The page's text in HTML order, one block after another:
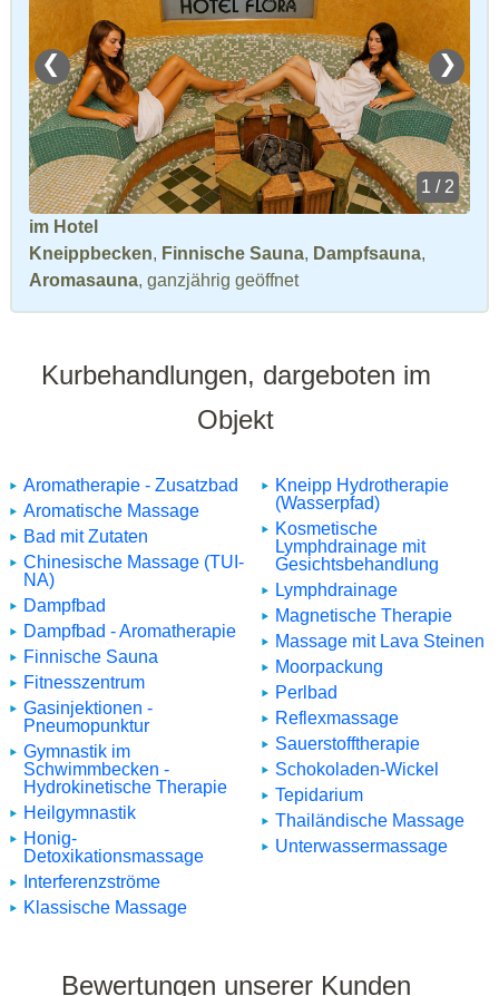
❮ ❯
1 / 2
im Hotel
Kneippbecken, Finnische Sauna, Dampfsauna,
Aromasauna, ganzjährig geöffnet
Kurbehandlungen, dargeboten im
Objekt
Aromatherapie - Zusatzbad
Aromatische Massage
Bad mit Zutaten
Chinesische Massage (TUI-
NA)
Dampfbad
Dampfbad - Aromatherapie
Finnische Sauna
Fitnesszentrum
Gasinjektionen -
Pneumopunktur
Gymnastik im
Schwimmbecken -
Hydrokinetische Therapie
Heilgymnastik
Honig-
Detoxikationsmassage
Interferenzströme
Klassische Massage
Kneipp Hydrotherapie
(Wasserpfad)
Kosmetische
Lymphdrainage mit
Gesichtsbehandlung
Lymphdrainage
Magnetische Therapie
Massage mit Lava Steinen
Moorpackung
Perlbad
Reflexmassage
Sauerstofftherapie
Schokoladen-Wickel
Tepidarium
Thailändische Massage
Unterwassermassage
Bewertungen unserer Kunden